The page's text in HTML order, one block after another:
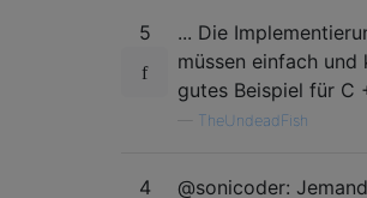
5
... Die
müssen einfach und
gutes Beispiel für C
TheUndeadFish
4
@sonicoder: